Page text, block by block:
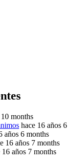
months
hace 16 años
años 6 months
16 años 7 months
16 años 7 months